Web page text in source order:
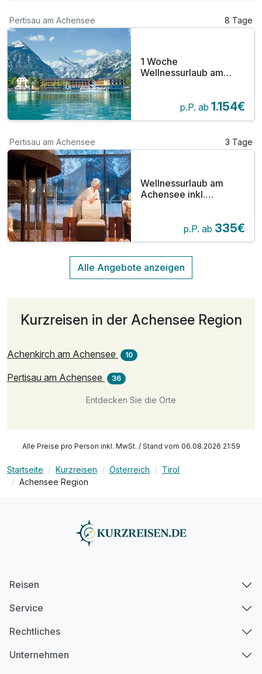
Pertisau am Achensee 8 Tage
1 Woche
Wellnessurlaub am
p.P. ab 1.154€
Pertisau am Achensee 3 Tage
Wellnessurlaub am
Achensee inkl.
p.P. ab 335€
Kurzreisen in der Achensee Region
Achenkirch am Achensee 10
Pertisau am Achensee 36
Entdecken Sie die Orte
Alle Preise pro Person inkl. MwSt. / Stand vom 06.08.2026 21:59
Startseite Kurzreisen Österreich
Tirol
Achensee Region
Reisen
Service
Rechtliches
Unternehmen